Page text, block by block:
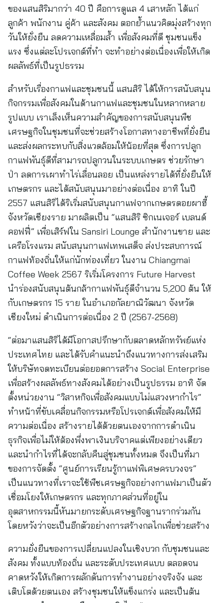
ของแสนสิริมากว่า 40 ปี คือการดูแล 4 เสาหลัก ได้แก่
ลูกค้า พนักงาน คู่ค้า และสังคม ตอกย้ำแนวคิดมุ่งสร้างทุก
วันให้ยั่งยืน ลดความเหลื่อมล้ำ เพื่อสังคมที่ดี ชุมชนแข็ง
แรง ซึ่งแต่ละโปรเจกต์ที่ทำ จะทำอย่างต่อเนื่องเพื่อให้เกิด
ผลลัพธ์ที่เป็นรูปธรรม
สำหรับเรื่องกาแฟและชุมชนนี้ แสนสิริ ได้ให้การสนับสนุน
กิจกรรมเพื่อสังคมในด้านกาแฟและชุมชนในหลากหลาย
รูปแบบ เราเล็งเห็นความสำคัญของการสนับสนุนพืช
เศรษฐกิจในชุมชนที่จะช่วยสร้างโอกาสทางอาชีพที่ยั่งยืน
และส่งผลกระทบกับสิ่งแวดล้อมให้น้อยที่สุด ซึ่งการปลูก
กาแฟพันธุ์ดีที่สามารถปลูกวนในระบบเกษตร ช่วยรักษา
ป่า ลดการเผาทำไร่เลื่อนลอย เป็นแหล่งรายได้ที่ยั่งยืนให้
เกษตรกร และได้สนับสนุนมาอย่างต่อเนื่อง อาทิ ในปี
2557 แสนสิริได้ริเริ่มสนับสนุนกาแฟจากเกษตรดอยผาฮี้
จังหวัดเชียงราย มาผลิตเป็น “แสนสิริ ซิกเนเจอร์ เบลนด์
คอฟฟี่” เพื่อเสิร์ฟใน Sansiri Lounge สำนักงานขาย และ
เครือโรงแรม สนับสนุนกาแฟเทพเสด็จ ส่งประสบการณ์
กาแฟท้องถิ่นให้แก่นักท่องเที่ยว ในงาน Chiangmai
Coffee Week 2567 ริเริ่มโครงการ Future Harvest
นำร่องสนับสนุนต้นกล้ากาแฟพันธุ์ดีจำนวน 5,200 ต้น ให้
กับเกษตรกร 15 ราย ในอำเภอกัลยาณิวัฒนา จังหวัด
เชียงใหม่ ดำเนินการต่อเนื่อง 2 ปี (2567-2568)
“ต่อมาแสนสิริได้มีโอกาสปรึกษากับตลาดหลักทรัพย์แห่ง
ประเทศไทย และได้รับคำแนะนำถึงแนวทางการส่งเสริม
ให้บริษัทจดทะเบียนต่อยอดการสร้าง Social Enterprise
เพื่อสร้างผลลัพธ์ทางสังคมได้อย่างเป็นรูปธรรม อาทิ จัด
ตั้งหน่วยงาน “วิสาหกิจเพื่อสังคมแบบไม่แสวงหากำไร”
ทำหน้าที่ขับเคลื่อนกิจกรรมหรือโปรเจกต์เพื่อสังคมให้มี
ความต่อเนื่อง สร้างรายได้ด้วยตนเองจากการดำเนิน
ธุรกิจเพื่อไม่ให้ต้องพึ่งพาเงินบริจาคแต่เพียงอย่างเดียว
และนำกำไรที่ได้จะกลับคืนสู่ชุมชนทั้งหมด จึงเป็นที่มา
ของการจัดตั้ง “ศูนย์การเรียนรู้กาแฟพิเศษครบวงจร”
เป็นแนวทางที่เราจะใช้พืชเศรษฐกิจอย่างกาแฟมาเป็นตัว
เชื่อมโยงให้เกษตรกร และทุกภาคส่วนที่อยู่ใน
อุตสาหกรรมนี้หันมายกระดับเศรษฐกิจฐานรากร่วมกัน
โดยหวังว่าจะเป็นอีกตัวอย่างการสร้างกลไกเพื่อช่วยสร้าง
ความยั่งยืนของการเปลี่ยนแปลงในเชิงบวก กับชุมชนและ
สังคม ทั้งแบบท้องถิ่น และระดับประเทศแบบ ตลอดจน
คาดหวังให้เกิดการผลักดันการทำงานอย่างจริงจัง และ
เติบโตด้วยตนเอง สร้างชุมชนให้แข็งแกร่ง และเป็นต้น